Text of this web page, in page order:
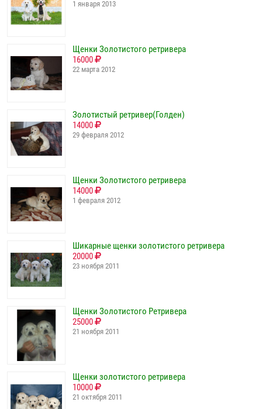
1 января 2013
Щенки Золотистого ретривера
16000
22 марта 2012
Золотистый ретривер(Голден)
14000
29 февраля 2012
Щенки Золотистого ретривера
14000
1 февраля 2012
Шикарные щенки золотистого ретривера
20000
23 ноября 2011
Щенки Золотистого Ретривера
25000
21 ноября 2011
Щенки золотистого ретривера
10000
21 октября 2011